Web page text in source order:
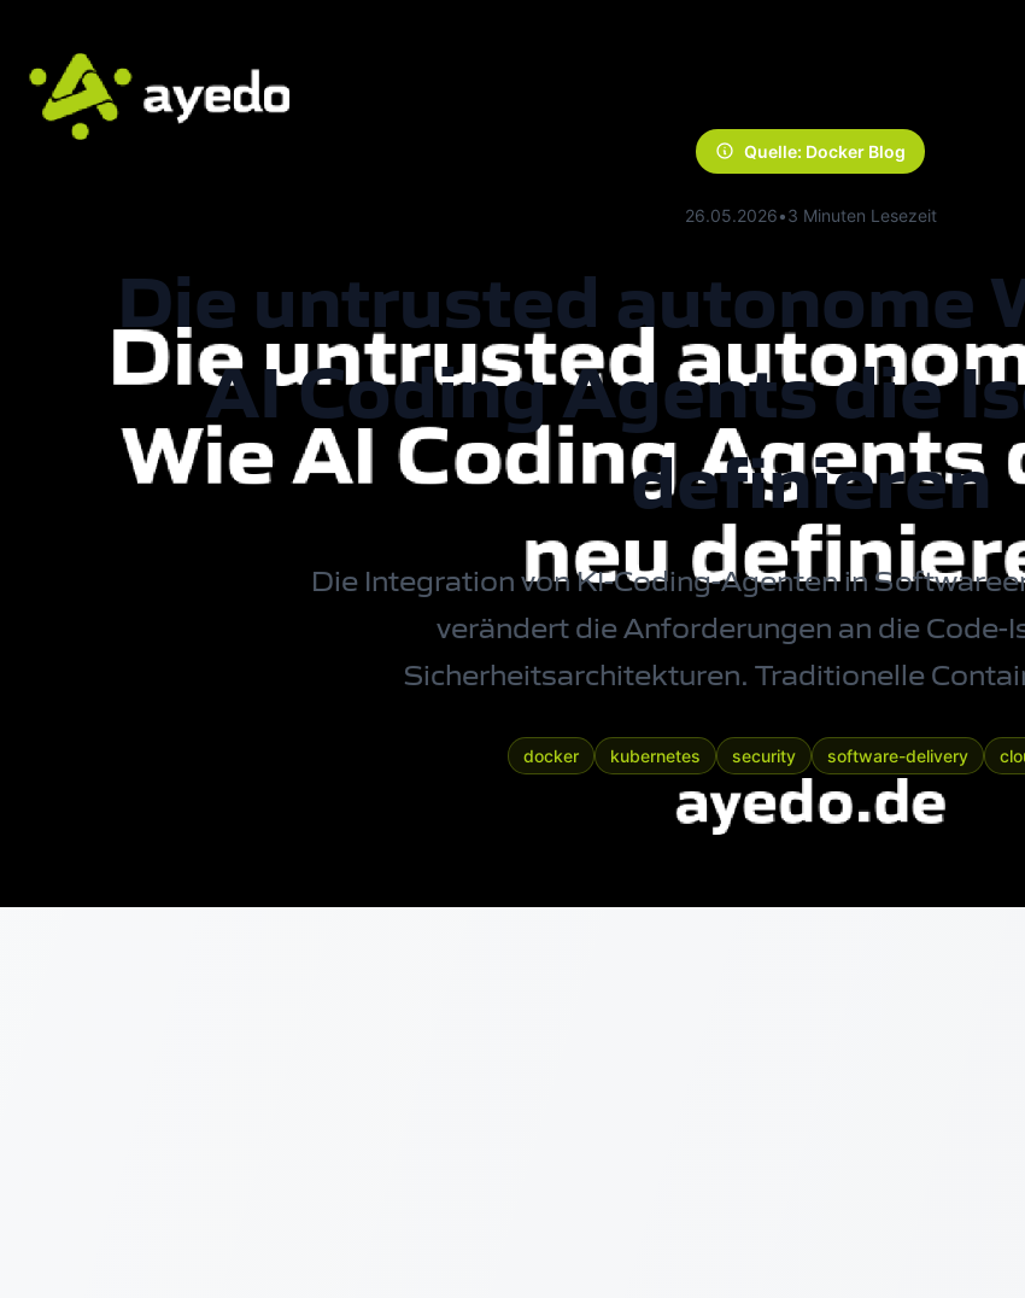
Quelle: Docker Blog
26.05.2026•3 Minuten Lesezeit
Die untrusted autonome
AI Coding Agents die
definieren
Die Integration von KI-Coding-Agenten in
verändert die Anforderungen an die Code-
Sicherheitsarchitekturen. Traditionelle
docker kubernetes security software-delivery